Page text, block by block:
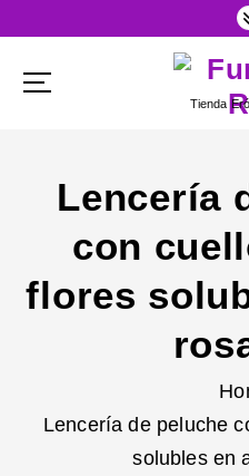
Tienda
Lencería
con
flores
Lencería de peluche
solubles en